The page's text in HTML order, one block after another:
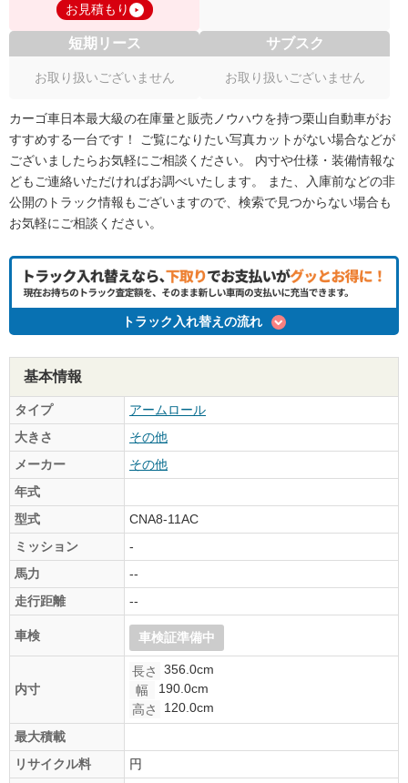
お見積もり
短期リース
お取り扱いございません
サブスク
お取り扱いございません
カーゴ車日本最大級の在庫量と販売ノウハウを持つ栗山自動車がお
すすめする一台です！ ご覧になりたい写真カットがない場合などが
ございましたらお気軽にご相談ください。 内寸や仕様・装備情報な
どもご連絡いただければお調べいたします。 また、入庫前などの非
公開のトラック情報もございますので、検索で見つからない場合も
お気軽にご相談ください。
トラック入れ替えの流れ
基本情報
タイプ
アームロール
大きさ
その他
メーカー
その他
年式
型式
CNA8-11AC
ミッション
-
馬力
--
走行距離
--
車検 車検証準備中
内寸
長さ
356.0cm
幅
190.0cm
高さ
120.0cm
最大積載
リサイクル料
円